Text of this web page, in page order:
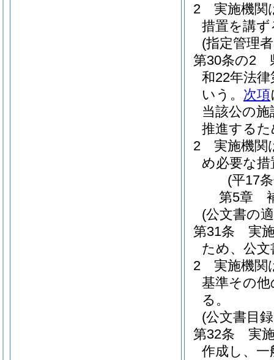
2
実施機関
措置を講
(指定管理
第30条の2
和22年法律
いう。 次項
当該公の
推進する
2
実施機関
め必要な
(平17
第5章
(公文書の
第31条
実
ため、公
2
実施機関
基準その
る。
(公文書目
第32条
実
作成し、